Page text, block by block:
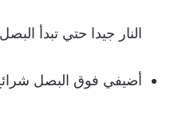
النار جيدا حتي تبدأ
أضيفي فوق البصل